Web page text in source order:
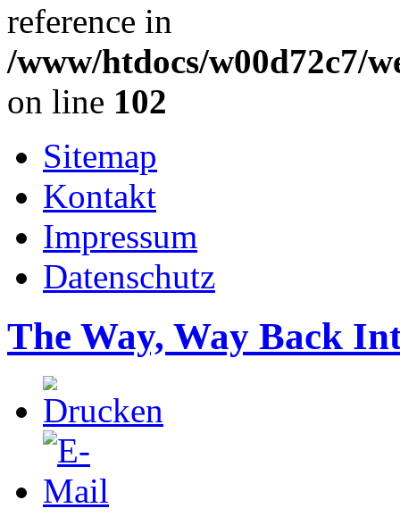
reference in
/www/htdocs/w00d72c7/
on line 102
Sitemap
Kontakt
Impressum
Datenschutz
The Way, Way Back